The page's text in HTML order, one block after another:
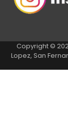
Copyright ©
Lopez, San